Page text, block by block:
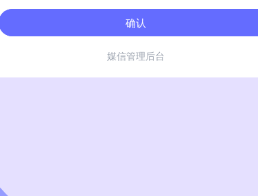
确认
媒信管理后台